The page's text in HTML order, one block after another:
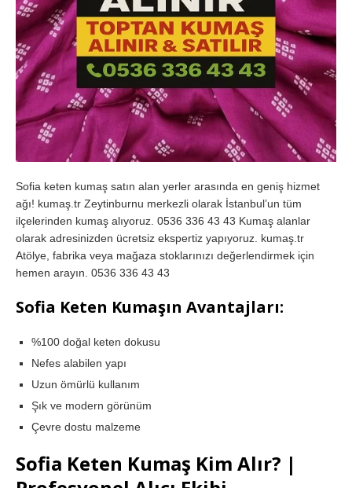
Sofia keten kumaş satın alan yerler arasında en geniş hizmet
ağı! kumaş.tr Zeytinburnu merkezli olarak İstanbul’un tüm
ilçelerinden kumaş alıyoruz. 0536 336 43 43 Kumaş alanlar
olarak adresinizden ücretsiz ekspertiz yapıyoruz. kumaş.tr
Atölye, fabrika veya mağaza stoklarınızı değerlendirmek için
hemen arayın. 0536 336 43 43
Sofia Keten Kumaşın Avantajları:
%100 doğal keten dokusu
Nefes alabilen yapı
Uzun ömürlü kullanım
Şık ve modern görünüm
Çevre dostu malzeme
Sofia Keten Kumaş Kim Alır? |